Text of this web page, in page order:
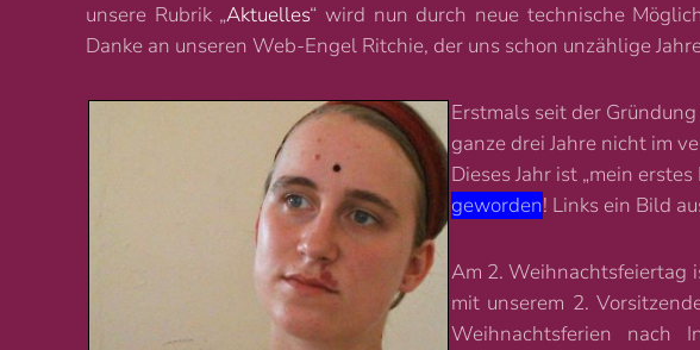
unsere Rubrik „Aktuelles“ wird nun durch neue technische
Danke an unseren Web-Engel Ritchie, der uns schon unzählige
Erstmals seit der
ganze drei Jahre nicht im
Dieses Jahr ist „mein
geworden! Links ein Bild
Am 2. Weihnachtsfeiertag
mit unserem 2.
Weihnachtsferien nach